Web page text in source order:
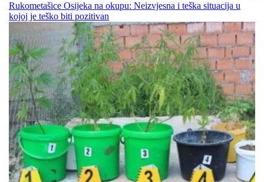
Rukometašice Osijeka na okupu: Neizvjesna i teška situacija u
kojoj je teško biti pozitivan